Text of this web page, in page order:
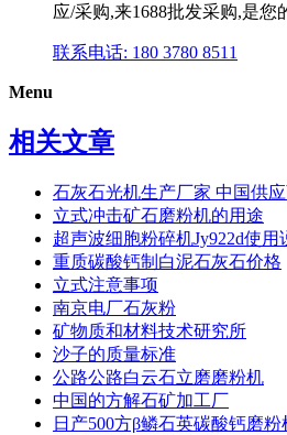
应/采购,来1688批发采购,是您
联系电话: 180 3780 8511
Menu
相关文章
石灰石光机生产厂家 中国供
立式冲击矿石磨粉机的用途
超声波细胞粉碎机Jy922d使用
重质碳酸钙制白泥石灰石价格
立式注意事项
南京电厂石灰粉
矿物质和材料技术研究所
沙子的质量标准
公路公路白云石立磨磨粉机
中国的方解石矿加工厂
日产500方β鳞石英碳酸钙磨粉